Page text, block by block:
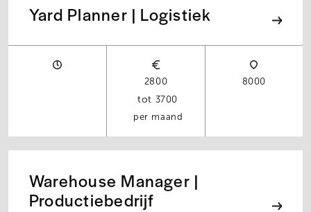
Yard Planner | Logistiek
2800
3700
per maand
8000
Warehouse Manager |
Productiebedrijf